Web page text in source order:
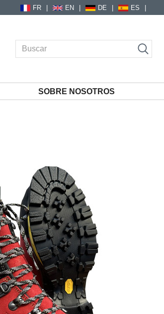
FR EN DE ES
SOBRE NOSOTROS